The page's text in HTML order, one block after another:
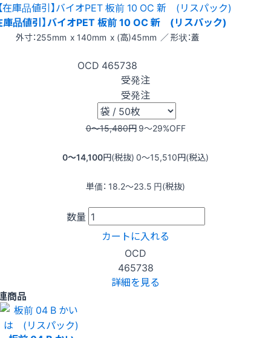
庫品値引】バイオPET 板前 10 OC 新 (リスパック)
外寸：255mm x 140mm x (高)45mm ／ 形状：蓋
OCD 465738
受発注
受発注
0〜15,480円 9〜29%OFF
0〜14,100円(税抜) 0〜15,510円(税込)
単価： 18.2〜23.5 円(税抜)
数量
カートに入れる
OCD
465738
詳細を見る
商品